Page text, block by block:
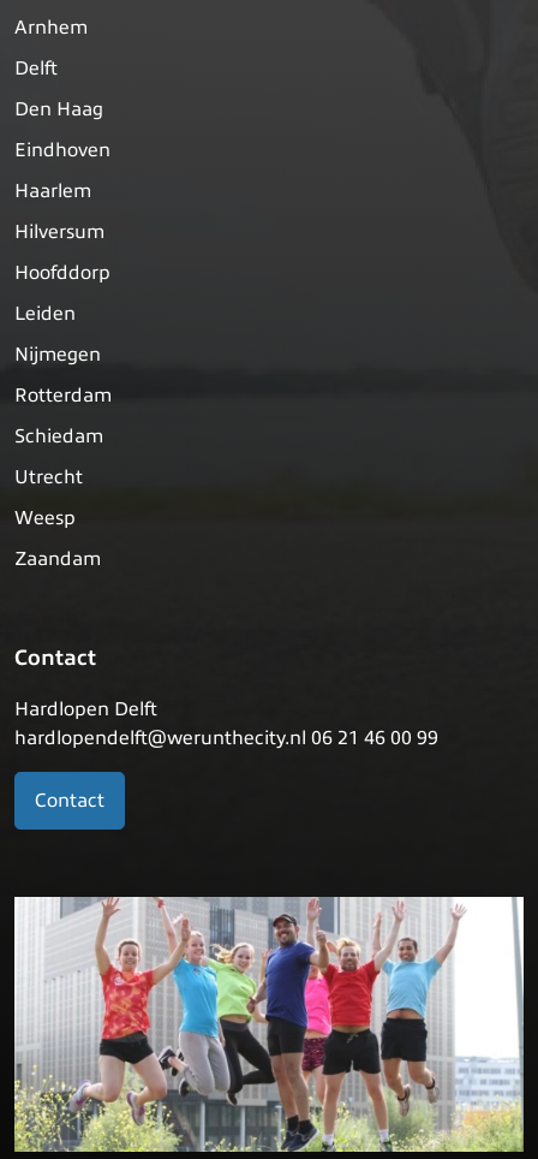
Arnhem
Delft
Den Haag
Eindhoven
Haarlem
Hilversum
Hoofddorp
Leiden
Nijmegen
Rotterdam
Schiedam
Utrecht
Weesp
Zaandam
Contact
Hardlopen Delft
hardlopendelft@werunthecity.nl 06 21 46 00 99
Contact